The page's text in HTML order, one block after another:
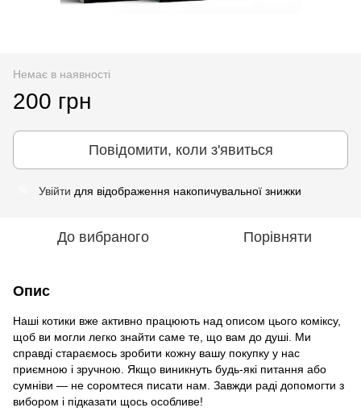
Немає в наявності
200 грн
Повідомити, коли з'явиться
Увійти для відображення накопичувальної знижки
До вибраного Порівняти
Опис
Наші котики вже активно працюють над описом цього коміксу,
щоб ви могли легко знайти саме те, що вам до душі. Ми
справді стараємось зробити кожну вашу покупку у нас
приємною і зручною. Якщо виникнуть будь-які питання або
сумніви — не соромтеся писати нам. Завжди раді допомогти з
вибором і підказати щось особливе!